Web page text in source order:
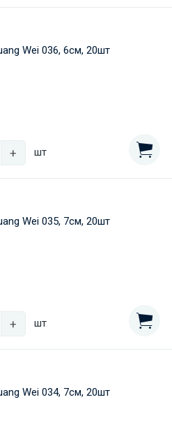
Wei 036, 6см, 20шт
+ шт
Wei 035, 7см, 20шт
+ шт
Wei 034, 7см, 20шт